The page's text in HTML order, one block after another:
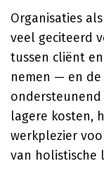
Organisaties
veel geciteerd
tussen cliënt
nemen — en
lagere kosten,
werkplezier
van holistische